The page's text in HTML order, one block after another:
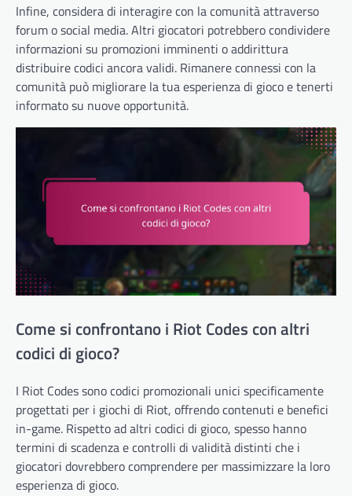
Infine, considera di interagire con la comunità attraverso
forum o social media. Altri giocatori potrebbero condividere
informazioni su promozioni imminenti o addirittura
distribuire codici ancora validi. Rimanere connessi con la
comunità può migliorare la tua esperienza di gioco e tenerti
informato su nuove opportunità.
Come si confrontano i Riot Codes con altri
codici di gioco?
I Riot Codes sono codici promozionali unici specificamente
progettati per i giochi di Riot, offrendo contenuti e benefici
in-game. Rispetto ad altri codici di gioco, spesso hanno
termini di scadenza e controlli di validità distinti che i
giocatori dovrebbero comprendere per massimizzare la loro
esperienza di gioco.